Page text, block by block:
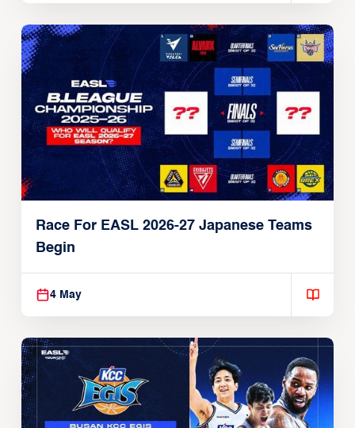
Race For EASL 2026-27 Japanese Teams
Begin
4 May